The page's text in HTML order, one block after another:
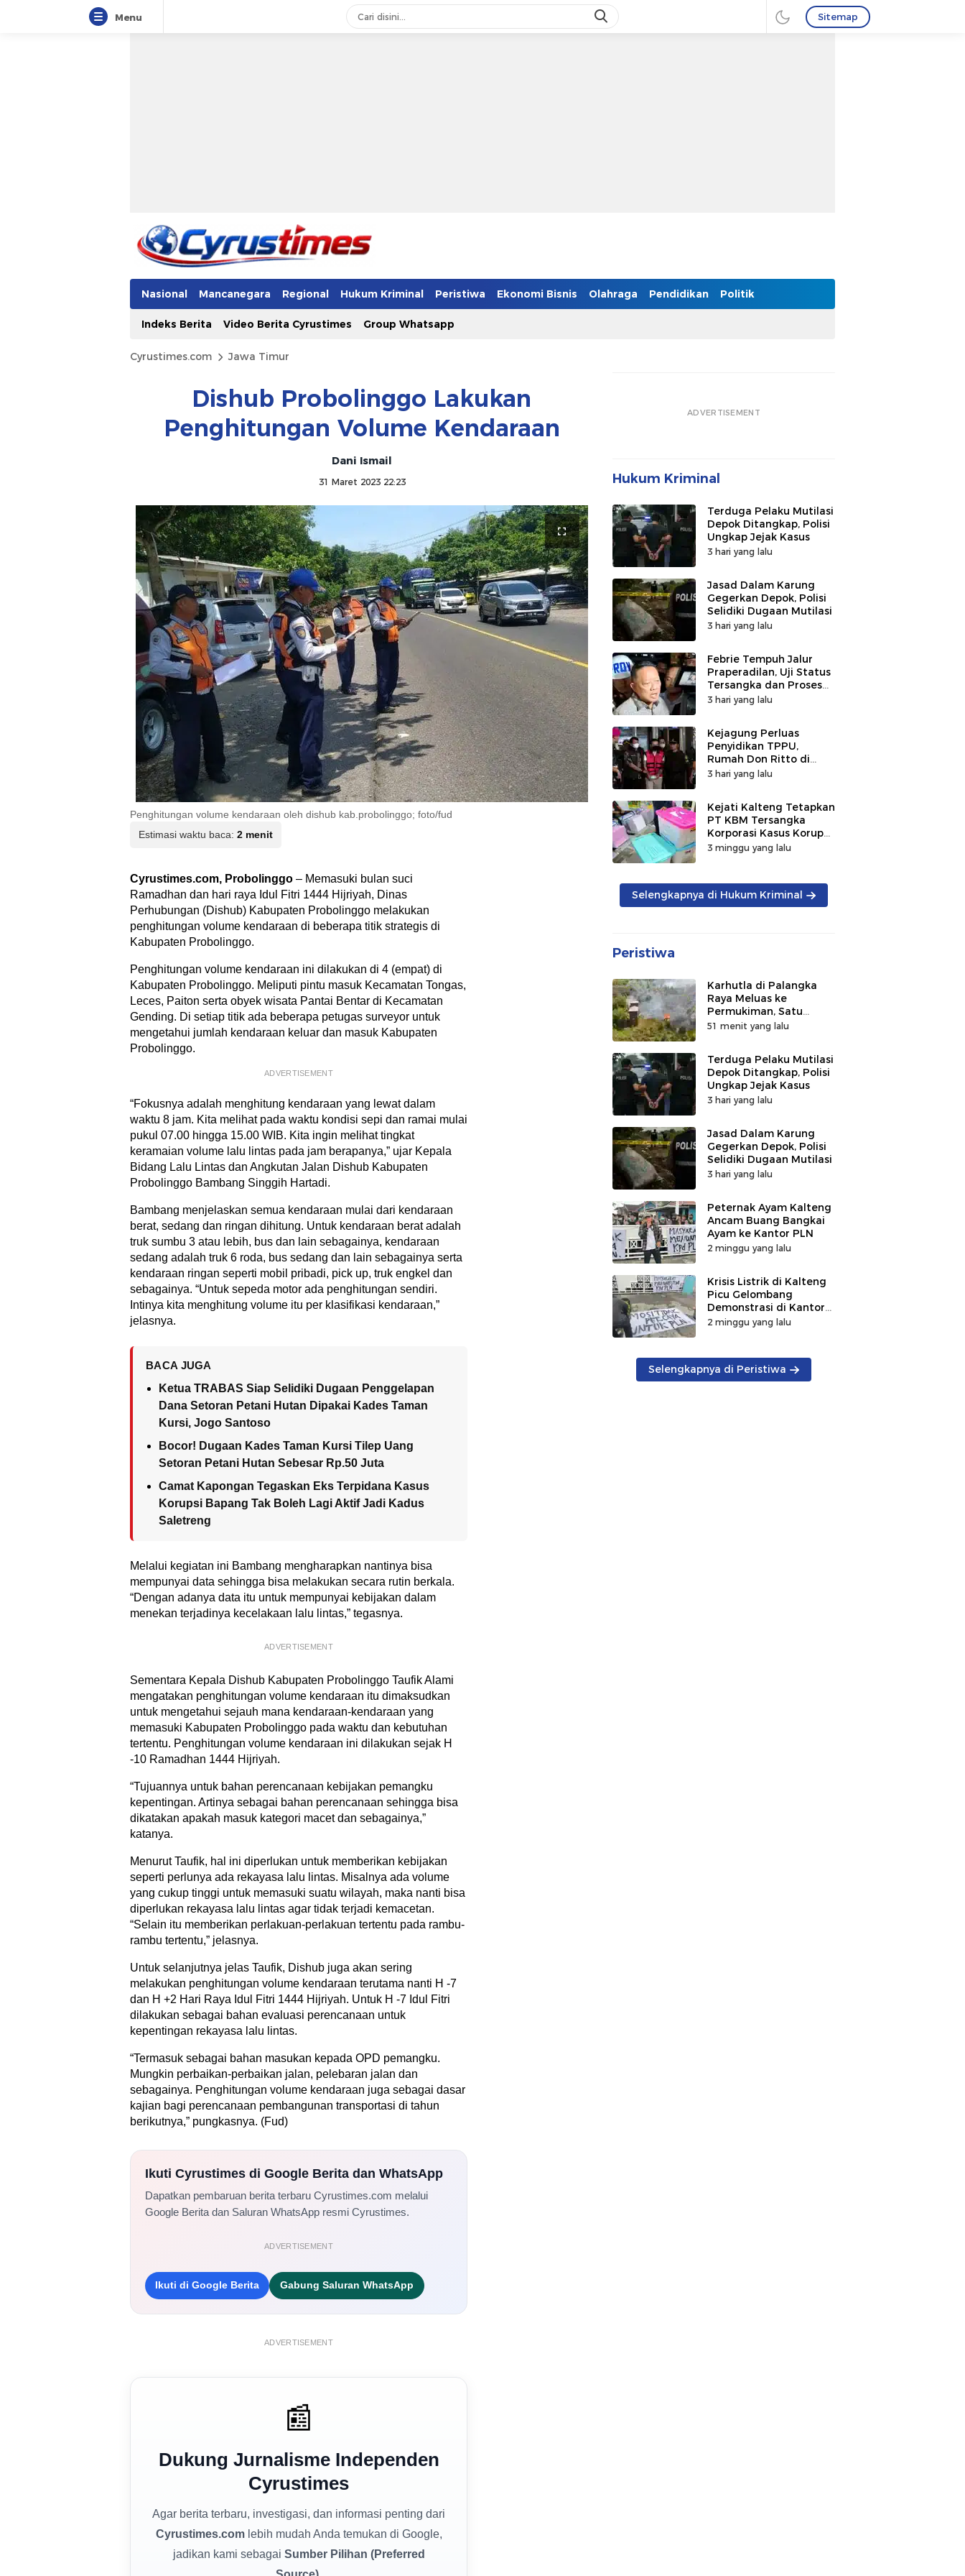
Menu Sitemap
Nasional Mancanegara Regional Hukum Kriminal Peristiwa Ekonomi Bisnis Olahraga Pendidikan Politik
Indeks Berita Video Berita Cyrustimes Group Whatsapp
Cyrustimes.com Jawa Timur
Dishub Probolinggo Lakukan
Penghitungan Volume Kendaraan
Dani Ismail
31 Maret 2023 22:23
Penghitungan volume kendaraan oleh dishub kab.probolinggo; foto/fud
Estimasi waktu baca: 2 menit
Cyrustimes.com, Probolinggo – Memasuki bulan suci
Ramadhan dan hari raya Idul Fitri 1444 Hijriyah, Dinas
Perhubungan (Dishub) Kabupaten Probolinggo melakukan
penghitungan volume kendaraan di beberapa titik strategis di
Kabupaten Probolinggo.
Penghitungan volume kendaraan ini dilakukan di 4 (empat) di
Kabupaten Probolinggo. Meliputi pintu masuk Kecamatan Tongas,
Leces, Paiton serta obyek wisata Pantai Bentar di Kecamatan
Gending. Di setiap titik ada beberapa petugas surveyor untuk
mengetahui jumlah kendaraan keluar dan masuk Kabupaten
Probolinggo.
ADVERTISEMENT
“Fokusnya adalah menghitung kendaraan yang lewat dalam
waktu 8 jam. Kita melihat pada waktu kondisi sepi dan ramai mulai
pukul 07.00 hingga 15.00 WIB. Kita ingin melihat tingkat
keramaian volume lalu lintas pada jam berapanya,” ujar Kepala
Bidang Lalu Lintas dan Angkutan Jalan Dishub Kabupaten
Probolinggo Bambang Singgih Hartadi.
Bambang menjelaskan semua kendaraan mulai dari kendaraan
berat, sedang dan ringan dihitung. Untuk kendaraan berat adalah
truk sumbu 3 atau lebih, bus dan lain sebagainya, kendaraan
sedang adalah truk 6 roda, bus sedang dan lain sebagainya serta
kendaraan ringan seperti mobil pribadi, pick up, truk engkel dan
sebagainya. “Untuk sepeda motor ada penghitungan sendiri.
Intinya kita menghitung volume itu per klasifikasi kendaraan,”
jelasnya.
BACA JUGA
Ketua TRABAS Siap Selidiki Dugaan Penggelapan
Dana Setoran Petani Hutan Dipakai Kades Taman
Kursi, Jogo Santoso
Bocor! Dugaan Kades Taman Kursi Tilep Uang
Setoran Petani Hutan Sebesar Rp.50 Juta
Camat Kapongan Tegaskan Eks Terpidana Kasus
Korupsi Bapang Tak Boleh Lagi Aktif Jadi Kadus
Saletreng
Melalui kegiatan ini Bambang mengharapkan nantinya bisa
mempunyai data sehingga bisa melakukan secara rutin berkala.
“Dengan adanya data itu untuk mempunyai kebijakan dalam
menekan terjadinya kecelakaan lalu lintas,” tegasnya.
ADVERTISEMENT
Sementara Kepala Dishub Kabupaten Probolinggo Taufik Alami
mengatakan penghitungan volume kendaraan itu dimaksudkan
untuk mengetahui sejauh mana kendaraan-kendaraan yang
memasuki Kabupaten Probolinggo pada waktu dan kebutuhan
tertentu. Penghitungan volume kendaraan ini dilakukan sejak H
-10 Ramadhan 1444 Hijriyah.
“Tujuannya untuk bahan perencanaan kebijakan pemangku
kepentingan. Artinya sebagai bahan perencanaan sehingga bisa
dikatakan apakah masuk kategori macet dan sebagainya,”
katanya.
Menurut Taufik, hal ini diperlukan untuk memberikan kebijakan
seperti perlunya ada rekayasa lalu lintas. Misalnya ada volume
yang cukup tinggi untuk memasuki suatu wilayah, maka nanti bisa
diperlukan rekayasa lalu lintas agar tidak terjadi kemacetan.
“Selain itu memberikan perlakuan-perlakuan tertentu pada rambu-
rambu tertentu,” jelasnya.
Untuk selanjutnya jelas Taufik, Dishub juga akan sering
melakukan penghitungan volume kendaraan terutama nanti H -7
dan H +2 Hari Raya Idul Fitri 1444 Hijriyah. Untuk H -7 Idul Fitri
dilakukan sebagai bahan evaluasi perencanaan untuk
kepentingan rekayasa lalu lintas.
“Termasuk sebagai bahan masukan kepada OPD pemangku.
Mungkin perbaikan-perbaikan jalan, pelebaran jalan dan
sebagainya. Penghitungan volume kendaraan juga sebagai dasar
kajian bagi perencanaan pembangunan transportasi di tahun
berikutnya,” pungkasnya. (Fud)
Ikuti Cyrustimes di Google Berita dan WhatsApp
Dapatkan pembaruan berita terbaru Cyrustimes.com melalui
Google Berita dan Saluran WhatsApp resmi Cyrustimes.
ADVERTISEMENT
Ikuti di Google Berita Gabung Saluran WhatsApp
ADVERTISEMENT
📰
Dukung Jurnalisme Independen
Cyrustimes
Agar berita terbaru, investigasi, dan informasi penting dari
Cyrustimes.comlebih mudah Anda temukan di Google,
jadikan kami sebagai Sumber Pilihan (Preferred
ADVERTISEMENT
Hukum Kriminal
Terduga Pelaku Mutilasi
Depok Ditangkap, Polisi
Ungkap Jejak Kasus
3 hari yang lalu
Jasad Dalam Karung
Gegerkan Depok, Polisi
Selidiki Dugaan Mutilasi
3 hari yang lalu
Febrie Tempuh Jalur
Praperadilan, Uji Status
Tersangka dan Proses
Penyidikan
3 hari yang lalu
Kejagung Perluas
Penyidikan TPPU,
Rumah Don Ritto di
Bandung Digeledah
3 hari yang lalu
Kejati Kalteng Tetapkan
PT KBM Tersangka
Korporasi Kasus Korupsi
Zirkon Rp242 Miliar
3 minggu yang lalu
Selengkapnya di Hukum Kriminal
Peristiwa
Karhutla di Palangka
Raya Meluas ke
Permukiman, Satu
Rumah di Jalan Kalibata
51 menit yang lalu
Terduga Pelaku Mutilasi
Depok Ditangkap, Polisi
Ungkap Jejak Kasus
3 hari yang lalu
Jasad Dalam Karung
Gegerkan Depok, Polisi
Selidiki Dugaan Mutilasi
3 hari yang lalu
Peternak Ayam Kalteng
Ancam Buang Bangkai
Ayam ke Kantor PLN
2 minggu yang lalu
Krisis Listrik di Kalteng
Picu Gelombang
Demonstrasi di Kantor
PLN
2 minggu yang lalu
Selengkapnya di Peristiwa